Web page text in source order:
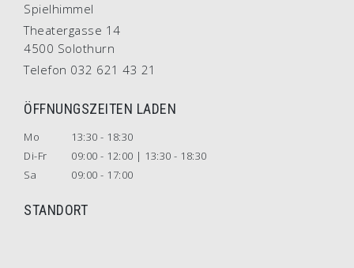
Spielhimmel
Theatergasse 14
4500 Solothurn
Telefon 032 621 43 21
ÖFFNUNGSZEITEN LADEN
Mo
13:30 - 18:30
Di-Fr
09:00 - 12:00 | 13:30 - 18:30
Sa
09:00 - 17:00
STANDORT